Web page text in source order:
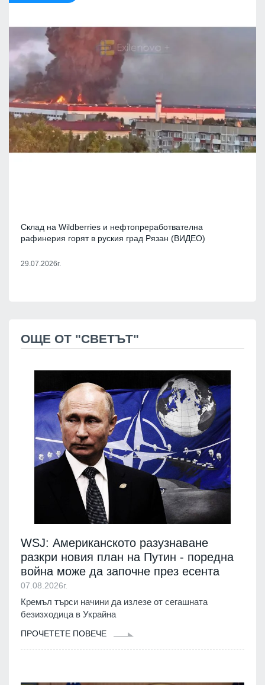
Склад на Wildberries и нефтопреработвателна
рафинерия горят в руския град Рязан (ВИДЕО)
29.07.2026г.
ОЩЕ ОТ "СВЕТЪТ"
WSJ: Американското разузнаване
разкри новия план на Путин - поредна
война може да започне през есента
07.08.2026г.
Кремъл търси начини да излезе от сегашната
безизходица в Украйна
ПРОЧЕТЕТЕ ПОВЕЧЕ